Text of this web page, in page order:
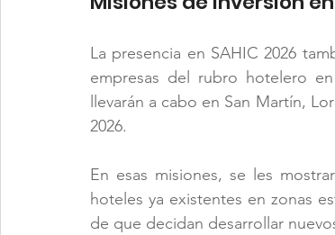
La presencia en SAHIC 2026
empresas del rubro hotelero
llevarán a cabo en San Martín,
2026.
En esas misiones, se les
hoteles ya existentes en zonas
de que decidan desarrollar